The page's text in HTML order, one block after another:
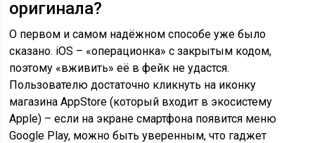
оригинала?
О первом и самом надёжном способе уже было
сказано. iOS – «операционка» с закрытым кодом,
поэтому «вживить» её в фейк не удастся.
Пользователю достаточно кликнуть на иконку
магазина AppStore (который входит в экосистему
Apple) – если на экране смартфона появится меню
Google Play, можно быть уверенным, что гаджет